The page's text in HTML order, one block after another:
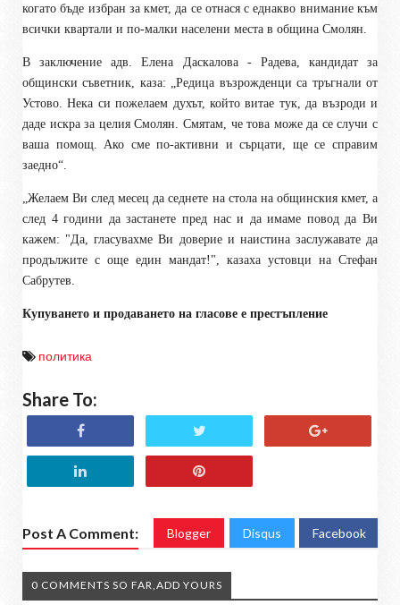
когато бъде избран за кмет, да се отнася с еднакво внимание към
всички квартали и по-малки населени места в община Смолян.
В заключение адв. Елена Даскалова - Радева, кандидат за
общински съветник, каза: „Редица възрожденци са тръгнали от
Устово. Нека си пожелаем духът, който витае тук, да възроди и
даде искра за целия Смолян. Смятам, че това може да се случи с
ваша помощ. Ако сме по-активни и сърцати, ще се справим
заедно“.
„Желаем Ви след месец да седнете на стола на общинския кмет, а
след 4 години да застанете пред нас и да имаме повод да Ви
кажем: "Да, гласувахме Ви доверие и наистина заслужавате да
продължите с още един мандат!", казаха устовци на Стефан
Сабрутев.
Купуването и продаването на гласове е престъпление
политика
Share To:
Post A Comment: Blogger Disqus Facebook
0 COMMENTS SO FAR,ADD YOURS